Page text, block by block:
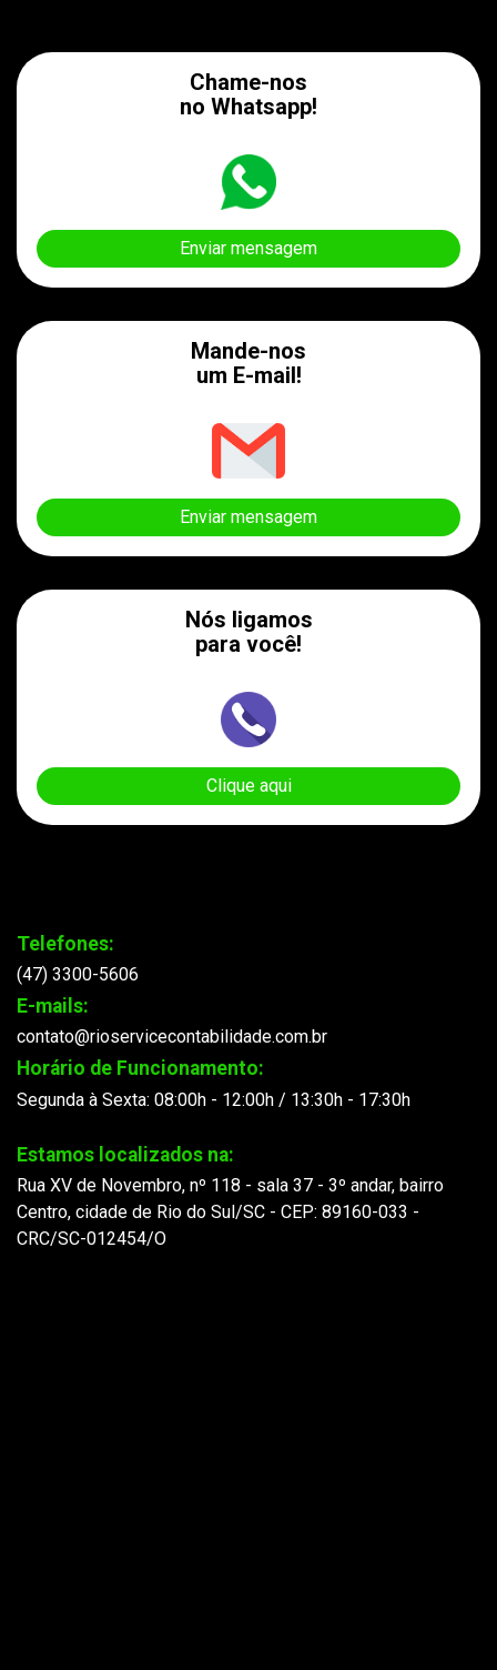
Chame-nos
no Whatsapp!
Enviar mensagem
Mande-nos
um E-mail!
Enviar mensagem
Nós ligamos
para você!
Clique aqui
Telefones:
(47) 3300-5606
E-mails:
contato@rioservicecontabilidade.com.br
Horário de Funcionamento:
Segunda à Sexta: 08:00h - 12:00h / 13:30h - 17:30h
Estamos localizados na:
Rua XV de Novembro, nº 118 - sala 37 - 3º andar, bairro
Centro, cidade de Rio do Sul/SC - CEP: 89160-033 -
CRC/SC-012454/O